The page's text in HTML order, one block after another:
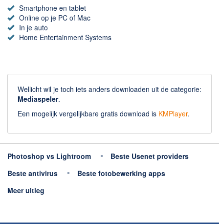
Smartphone en tablet
Online op je PC of Mac
In je auto
Home Entertainment Systems
Wellicht wil je toch iets anders downloaden uit de categorie:
Mediaspeler.
Een mogelijk vergelijkbare gratis download is KMPlayer.
Photoshop vs Lightroom
Beste Usenet providers
Beste antivirus
Beste fotobewerking apps
Meer uitleg